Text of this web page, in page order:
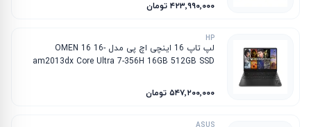
۴۲۳٬۹۹۰٬۰۰۰ تومان
HP
لپ تاپ 16 اینچی اچ پی مدل OMEN 16 16-
am2013dx Core Ultra 7-356H 16GB 512GB SSD
۵۴۷٬۲۰۰٬۰۰۰ تومان